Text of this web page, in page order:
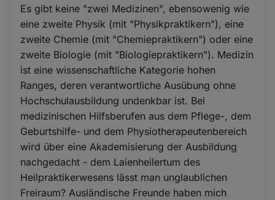
Es gibt keine "zwei Medizinen", ebensowenig wie
eine zweite Physik (mit "Physikpraktikern"), eine
zweite Chemie (mit "Chemiepraktikern") oder eine
zweite Biologie (mit "Biologiepraktikern"). Medizin
ist eine wissenschaftliche Kategorie hohen
Ranges, deren verantwortliche Ausübung ohne
Hochschulausbildung undenkbar ist. Bei
medizinischen Hilfsberufen aus dem Pflege-, dem
Geburtshilfe- und dem Physiotherapeutenbereich
wird über eine Akademisierung der Ausbildung
nachgedacht - dem Laienheilertum des
Heilpraktikerwesens lässt man unglaublichen
Freiraum? Ausländische Freunde haben mich